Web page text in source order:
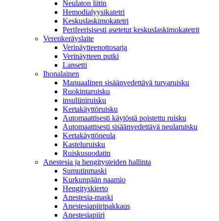
Neulaton liitin
Hemodialyysikatetri
Keskuslaskimokatetri
Perifeerisisesti asetetut keskuslaskimokatetrit
Verenkeräyslaite
Verinäytteenottosarja
Verinäytteen putki
Lansetti
Ihonalainen
Manuaalinen sisäänvedettävä turvaruisku
Ruokintaruisku
insuliiniruisku
Kertakäyttöruisku
Automaattisesti käytöstä poistettu ruisku
Automaattisesti sisäänvedettävä neularuisku
Kertakäyttöneula
Kasteluruisku
Ruiskusuodatin
Anestesia ja hengitysteiden hallinta
Sumutinmaski
Kurkunpään naamio
Hengityskierto
Anestesia-maski
Anestesiapiiripakkaus
Anestesiapiiri